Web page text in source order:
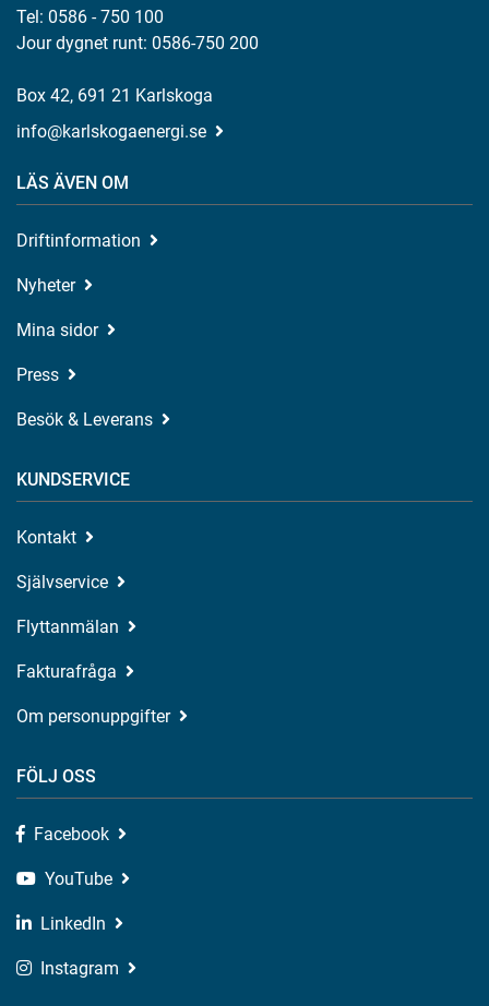
Tel: 0586 - 750 100
Jour dygnet runt: 0586-750 200
Box 42, 691 21 Karlskoga
info@karlskogaenergi.se
LÄS ÄVEN OM
Driftinformation
Nyheter
Mina sidor
Press
Besök & Leverans
KUNDSERVICE
Kontakt
Självservice
Flyttanmälan
Fakturafråga
Om personuppgifter
FÖLJ OSS
Facebook
YouTube
LinkedIn
Instagram